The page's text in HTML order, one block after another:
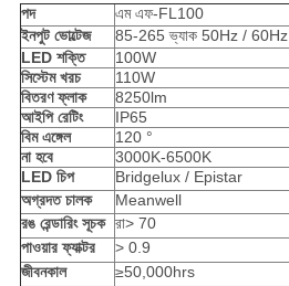
পদ
এম এফ-FL100
ইনপুট ভোল্টেজ
85-265 ভ্যাক 50Hz / 60Hz
LED শক্তি
100W
সিস্টেম খরচ
110W
বিতরণ ফ্লাক
8250lm
আইপি রেটিং
IP65
বিম এঙ্গেল
120 °
না হবে
3000K-6500K
LED চিপ
Bridgelux / Epistar
অগ্রদত চালক
Meanwell
রঙ রেন্ডারিং সূচক রা> 70
পাওয়ার ফ্যাক্টর
> 0.9
জীবনকাল
≥50,000hrs